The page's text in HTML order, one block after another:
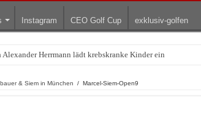
Instagram CEO Golf Cup exklusiv-golfen
Alexander Herrmann lädt krebskranke Kinder ein
& Siem in München / Marcel-Siem-Open9